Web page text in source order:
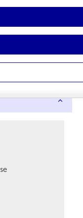
Tout déplier